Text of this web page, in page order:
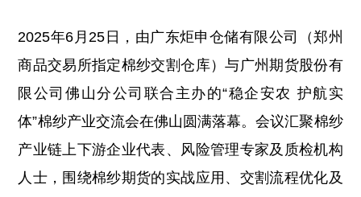
2025年6月25日，由广东炬申仓储有限公司（郑州
商品交易所指定棉纱交割仓库）与广州期货股份有
限公司佛山分公司联合主办的“稳企安农 护航实
体”棉纱产业交流会在佛山圆满落幕。会议汇聚棉纱
产业链上下游企业代表、风险管理专家及质检机构
人士，围绕棉纱期货的实战应用、交割流程优化及